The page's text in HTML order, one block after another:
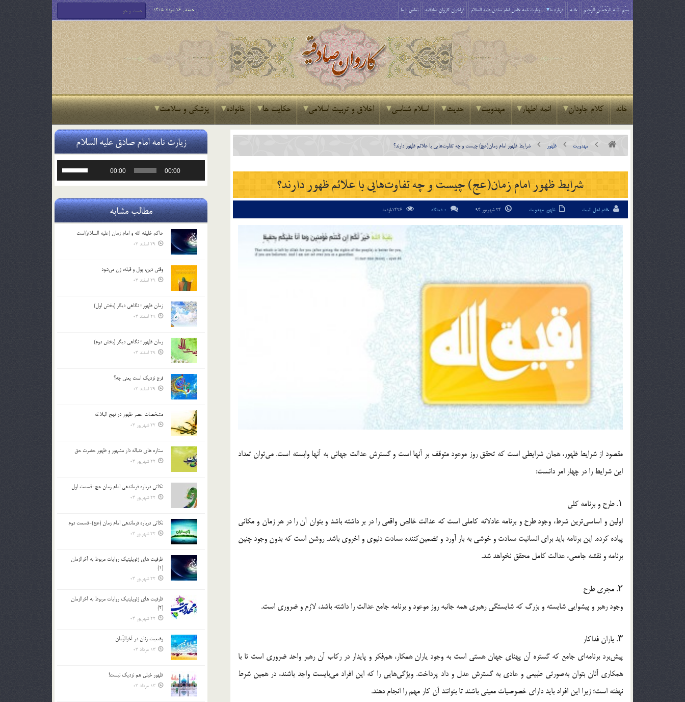
بِسْمِ اللَّـهِ الرَّحْمَـٰنِ الرَّحِيمِ خانه درباره ما زیارت نامه خاص امام صادق علیه السلام فراخوان کاروان صادقیه تماس با ما جمعه , 16 مرداد 1405
خانه کلام جاودان ائمه اطهار مهدویت حدیث اسلام شناسی اخلاق و تربیت اسلامی حکایت ها خانواده پزشکی و سلامت
مهدویت ظهور شرایط ظهور امام زمان(عج) چیست و چه تفاوت‌هایی با علائم ظهور دارند؟
شرایط ظهور امام زمان(عج) چیست و چه تفاوت‌هایی با علائم ظهور دارند؟
خادم اهل البیت ظهور, مهدویت 0 دیدگاه
مقصود از شرایط ظهور، همان شرایطی است که تحقق روز موعود متوقف بر آنها است و گسترش عدالت جهانی به آنها وابسته است. می‌توان تعداد
این شرایط را در چهار امر دانست:
۱. طرح و برنامه کلی
اولین و اساسی‌ترین شرط، وجود طرح و برنامه عادلانه کاملی است که عدالت خالص واقعی را در بر داشته باشد و بتوان آن‌ را در هر زمان و مکانی
پیاده کرده. این برنامه باید برای انسانیت سعادت و خوشی به‌ بار آورد و تضمین‌کننده سعادت دنیوی و اخروی باشد. روشن است که بدون وجود چنین
برنامه و نقشه جامعی، عدالت کامل محقق نخواهد شد.
۲. مجری طرح
وجود رهبر و پیشوایی شایسته و بزرگ که شایستگی رهبری همه‌ جانبه ‌روز موعود و برنامه جامع عدالت را داشته باشد، لازم و ضروری است.
۳. یاران فداکار
پیش‌برد برنامه‌ای جامع که گستره آن پهنای جهان هستی است به وجود یاران همکار، هم‌فکر و پایدار در رکاب آن رهبر واحد ضروری است تا با
همکاری آنان بتوان به‌‌صورتی طبیعی و عادی به گسترش عدل و داد پرداخت. ویژگی‌هایی را که این افراد می‌بایست واجد باشند، در همین شرط
نهفته است؛ زیرا این افراد باید دارای خصوصیات معینی باشند تا بتوانند آن کار مهم را انجام دهند.
زیارت نامه امام صادق علیه السلام
00:00
00:00
یا
صدا
کلیدهای
مطالب مشابه
حاکم خليفه الله و امام زمان (علیه السلام)است
29 اسفند 03
وقتی دین، پول و قبله، زن می‌شود
29 اسفند 03
زمان ظهور ؛ نگاهی دیگر (بخش اول)
29 اسفند 03
زمان ظهور ؛ نگاهی دیگر (بخش دوم)
29 اسفند 03
فرج نزدیک است یعنی چه؟
29 اسفند 03
مشخصات عصر ظهور در نهج البلاغه
22 شهریور 03
ستاره های دنباله دار مشهور و ظهور حضرت حق
22 شهریور 03
نکاتى درباره فرماندهى امام زمان عج-قسمت اول
22 شهریور 03
نکاتى درباره فرماندهى امام زمان (عج)-قسمت دوم
22 شهریور 03
ظرفیت های ژئوپلیتیک روایات مربوط به آخرالزمان
(1)
22 شهریور 03
ظرفیت های ژئوپلیتیک روایات مربوط به آخرالزمان
(2)
22 شهریور 03
وضعیت زنان در آخرالزّمان
13 مرداد 03
ظهور خیلی هم نزدیک نیست!
13 مرداد 03